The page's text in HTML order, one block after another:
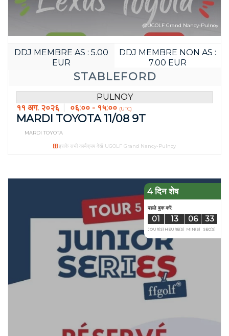
STABLEFORD
DDJ MEMBRE AS : 5.00
EUR
DDJ MEMBRE NON AS :
7.00 EUR
@UGOLF Grand Nancy-Pulnoy
PULNOY
११ अग. २०२६
०६:०० - १५:०० (UTC)
MARDI TOYOTA 11/08 9T
MARDI TOYOTA
इसके सभी कार्यक्रम देखें UGOLF Grand Nancy-Pulnoy
4 दिन शेष